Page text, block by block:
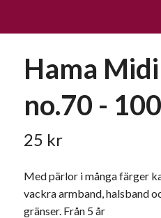
Hama
no.70 -
25 kr
Med pärlor i många färger
vackra armband, halsband
gränser. Från 5 år